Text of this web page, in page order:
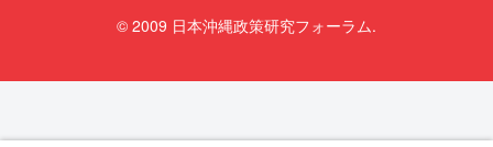
© 2009 日本沖縄政策研究フォーラム.